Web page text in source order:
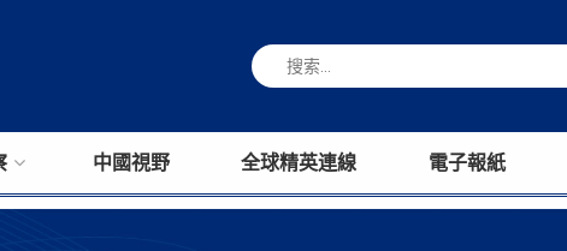
中國視野 全球精英連線 電子報紙